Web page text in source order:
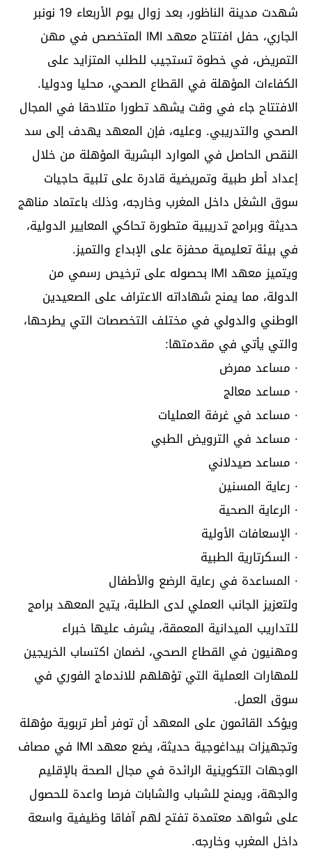
شهدت مدينة الناظور، بعد زوال يوم الأربعاء 19 نونبر
الجاري، حفل افتتاح معهد IMI المتخصص في مهن
التمريض، في خطوة تستجيب للطلب المتزايد على
الكفاءات المؤهلة في القطاع الصحي، محليا ودوليا.
الافتتاح جاء في وقت يشهد تطورا متلاحقا في المجال
الصحي والتدريبي. وعليه، فإن المعهد يهدف إلى سد
النقص الحاصل في الموارد البشرية المؤهلة من خلال
إعداد أطر طبية وتمريضية قادرة على تلبية حاجيات
سوق الشغل داخل المغرب وخارجه، وذلك باعتماد مناهج
حديثة وبرامج تدريبية متطورة تحاكي المعايير الدولية،
في بيئة تعليمية محفزة على الإبداع والتميز.
ويتميز معهد IMI بحصوله على ترخيص رسمي من
الدولة، مما يمنح شهاداته الاعتراف على الصعيدين
الوطني والدولي في مختلف التخصصات التي يطرحها،
والتي يأتي في مقدمتها:
· مساعد ممرض
· مساعد معالج
· مساعد في غرفة العمليات
· مساعد في الترويض الطبي
· مساعد صيدلاني
· رعاية المسنين
· الرعاية الصحية
· الإسعافات الأولية
· السكرتارية الطبية
· المساعدة في رعاية الرضع والأطفال
ولتعزيز الجانب العملي لدى الطلبة، يتيح المعهد برامج
للتداريب الميدانية المعمقة، يشرف عليها خبراء
ومهنيون في القطاع الصحي، لضمان اكتساب الخريجين
للمهارات العملية التي تؤهلهم للاندماج الفوري في
سوق العمل.
ويؤكد القائمون على المعهد أن توفر أطر تربوية مؤهلة
وتجهيزات بيداغوجية حديثة، يضع معهد IMI في مصاف
الوجهات التكوينية الرائدة في مجال الصحة بالإقليم
والجهة، ويمنح للشباب والشابات فرصا واعدة للحصول
على شواهد معتمدة تفتح لهم آفاقا وظيفية واسعة
داخل المغرب وخارجه.